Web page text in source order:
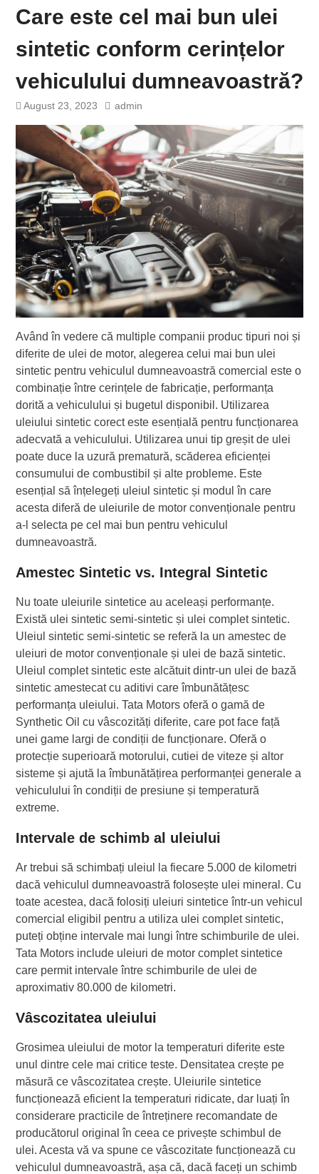
Care este cel mai bun ulei
sintetic conform cerințelor
vehiculului dumneavoastră?
August 23, 2023 admin
Având în vedere că multiple companii produc tipuri noi și
diferite de ulei de motor, alegerea celui mai bun ulei
sintetic pentru vehiculul dumneavoastră comercial este o
combinație între cerințele de fabricație, performanța
dorită a vehiculului și bugetul disponibil. Utilizarea
uleiului sintetic corect este esențială pentru funcționarea
adecvată a vehiculului. Utilizarea unui tip greșit de ulei
poate duce la uzură prematură, scăderea eficienței
consumului de combustibil și alte probleme. Este
esențial să înțelegeți uleiul sintetic și modul în care
acesta diferă de uleiurile de motor convenționale pentru
a-l selecta pe cel mai bun pentru vehiculul
dumneavoastră.
Amestec Sintetic vs. Integral Sintetic
Nu toate uleiurile sintetice au aceleași performanțe.
Există ulei sintetic semi-sintetic și ulei complet sintetic.
Uleiul sintetic semi-sintetic se referă la un amestec de
uleiuri de motor convenționale și ulei de bază sintetic.
Uleiul complet sintetic este alcătuit dintr-un ulei de bază
sintetic amestecat cu aditivi care îmbunătățesc
performanța uleiului. Tata Motors oferă o gamă de
Synthetic Oil cu vâscozități diferite, care pot face față
unei game largi de condiții de funcționare. Oferă o
protecție superioară motorului, cutiei de viteze și altor
sisteme și ajută la îmbunătățirea performanței generale a
vehiculului în condiții de presiune și temperatură
extreme.
Intervale de schimb al uleiului
Ar trebui să schimbați uleiul la fiecare 5.000 de kilometri
dacă vehiculul dumneavoastră folosește ulei mineral. Cu
toate acestea, dacă folosiți uleiuri sintetice într-un vehicul
comercial eligibil pentru a utiliza ulei complet sintetic,
puteți obține intervale mai lungi între schimburile de ulei.
Tata Motors include uleiuri de motor complet sintetice
care permit intervale între schimburile de ulei de
aproximativ 80.000 de kilometri.
Vâscozitatea uleiului
Grosimea uleiului de motor la temperaturi diferite este
unul dintre cele mai critice teste. Densitatea crește pe
măsură ce vâscozitatea crește. Uleiurile sintetice
funcționează eficient la temperaturi ridicate, dar luați în
considerare practicile de întreținere recomandate de
producătorul original în ceea ce privește schimbul de
ulei. Acesta vă va spune ce vâscozitate funcționează cu
vehiculul dumneavoastră, așa că, dacă faceți un schimb